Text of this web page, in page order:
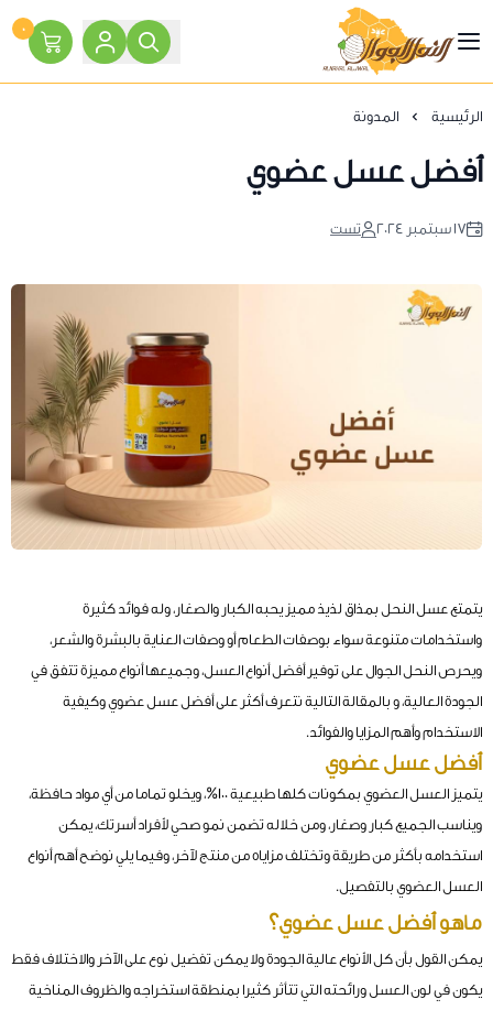
النحل الجوال
٠
الرئيسية المدونة
أفضل عسل عضوي
١٧ سبتمبر ٢٠٢٤ تست
يتمتع عسل النحل بمذاق لذيذ مميز يحبه الكبار والصغار، وله فوائد كثيرة
واستخدامات متنوعة سواء بوصفات الطعام أو وصفات العناية بالبشرة والشعر،
ويحرص النحل الجوال على توفير أفضل أنواع العسل، وجميعها أنواع مميزة تتفق في
الجودة العالية، و بالمقالة التالية نتعرف أكثر على أفضل عسل عضوي وكيفية
الاستخدام وأهم المزايا والفوائد.
أفضل عسل عضوي
يتميز العسل العضوي بمكونات كلها طبيعية 100%، ويخلو تماما من أي مواد حافظة،
ويناسب الجميع كبار وصغار، ومن خلاله تضمن نمو صحي لأفراد أسرتك، يمكن
استخدامه بأكثر من طريقة وتختلف مزاياه من منتج لآخر، وفيما يلي نوضح أهم أنواع
العسل العضوي بالتفصيل.
ماهو أفضل عسل عضوي؟
يمكن القول بأن كل الأنواع عالية الجودة ولا يمكن تفضيل نوع على الآخر والاختلاف فقط
يكون في لون العسل ورائحته التي تتأثر كثيرا بمنطقة استخراجه والظروف المناخية